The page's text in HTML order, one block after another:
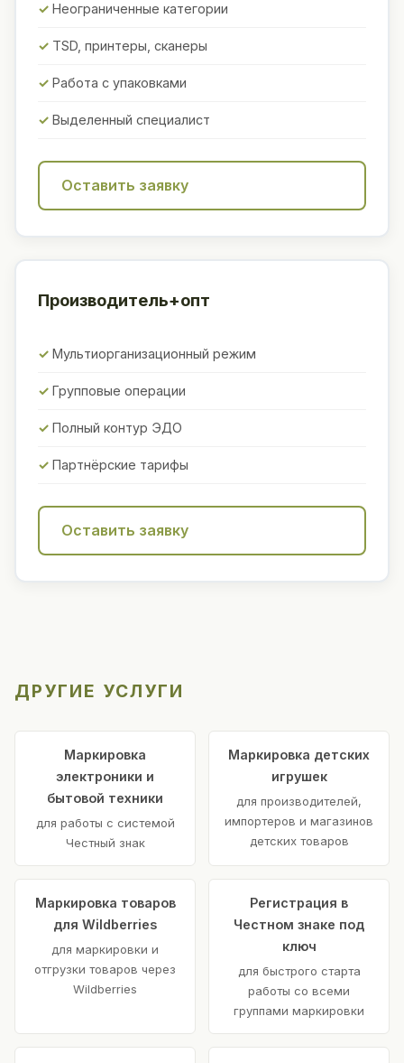
Неограниченные категории
TSD, принтеры, сканеры
Работа с упаковками
Выделенный специалист
Оставить заявку
Производитель+опт
Мультиорганизационный режим
Групповые операции
Полный контур ЭДО
Партнёрские тарифы
Оставить заявку
ДРУГИЕ УСЛУГИ
Маркировка
электроники и
бытовой техники
для работы с системой
Честный знак
Маркировка детских
игрушек
для производителей,
импортеров и магазинов
детских товаров
Маркировка товаров
для Wildberries
для маркировки и
отгрузки товаров через
Wildberries
Регистрация в
Честном знаке под
ключ
для быстрого старта
работы со всеми
группами маркировки